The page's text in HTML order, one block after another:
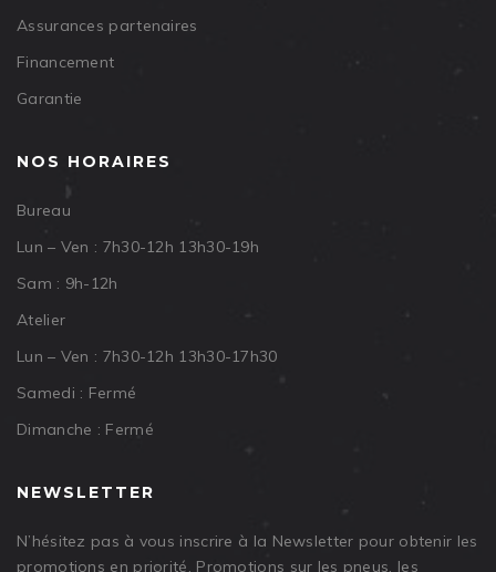
Assurances partenaires
Financement
Garantie
NOS HORAIRES
Bureau
Lun – Ven : 7h30-12h 13h30-19h
Sam : 9h-12h
Atelier
Lun – Ven : 7h30-12h 13h30-17h30
Samedi : Fermé
Dimanche : Fermé
NEWSLETTER
N’hésitez pas à vous inscrire à la Newsletter pour obtenir les
promotions en priorité. Promotions sur les pneus, les